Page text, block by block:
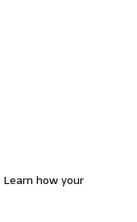
Learn how your